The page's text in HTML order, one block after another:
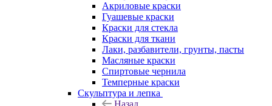
Акриловые краски
Гуашевые краски
Краски для стекла
Краски для ткани
Лаки, разбавители, грунты, пасты
Масляные краски
Спиртовые чернила
Темперные краски
Скульптура и лепка
Назад